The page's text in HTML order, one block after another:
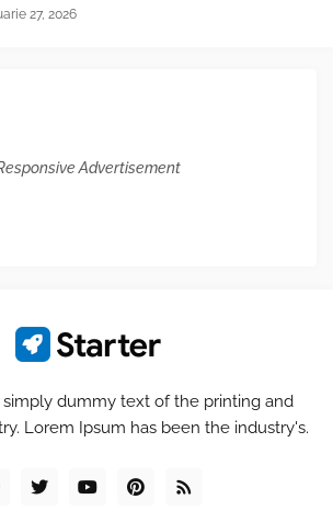
27, 2026
Advertisement
simply dummy text of the printing and
Lorem Ipsum has been the industry's.